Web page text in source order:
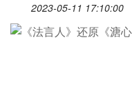
2023-05-11 17:10:00